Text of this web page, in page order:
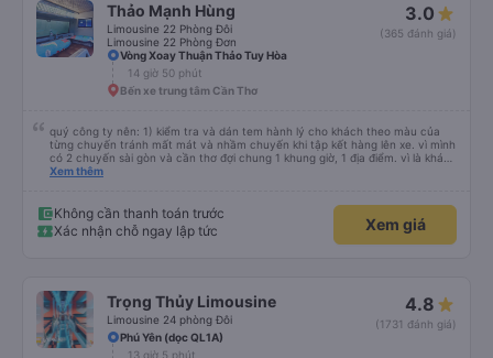
Thảo Mạnh Hùng
Limousine 22 Phòng Đôi
Limousine 22 Phòng Đơn
3.0
(365 đánh giá)
Vòng Xoay Thuận Thảo Tuy Hòa
14 giờ 50 phút
Bến xe trung tâm Cần Thơ
quý công ty nên: 1) kiểm tra và dán tem hành lý cho khách theo màu của
từng chuyến tránh mất mát và nhầm chuyến khi tập kết hàng lên xe. vì mình
có 2 chuyến sài gòn và cần thơ đợi chung 1 khung giờ, 1 địa điểm. vì là khách
thân thiết của quý công ty nên rất hài lòng và tin tưởng. tuy nhiên rất mong
thì chắc chắn quy công ty là nhà xe được yêu thích và lựa chọn số 1 quy
nhơn. rất cảm ơn quý anh chị em cty cũng như chị Thảo đã lắng nghe và
tiếp nhận. " khách hàng thân thiết nhiều năm của nhà xe từ thời sinh viên"
Xem thêm
Không cần thanh toán trước
Xác nhận chỗ ngay lập tức
Xem giá
Trọng Thủy Limousine
Limousine 24 phòng Đôi
4.8
(1731 đánh giá)
Phú Yên (dọc QL1A)
13 giờ 5 phút